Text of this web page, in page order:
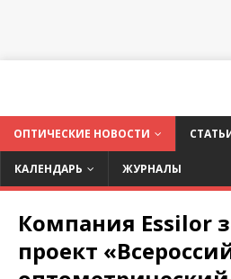
ОПТИЧЕСКИЕ НОВОСТИ
КАЛЕНДАРЬ ЖУРНАЛЫ
Компания Essilor
проект